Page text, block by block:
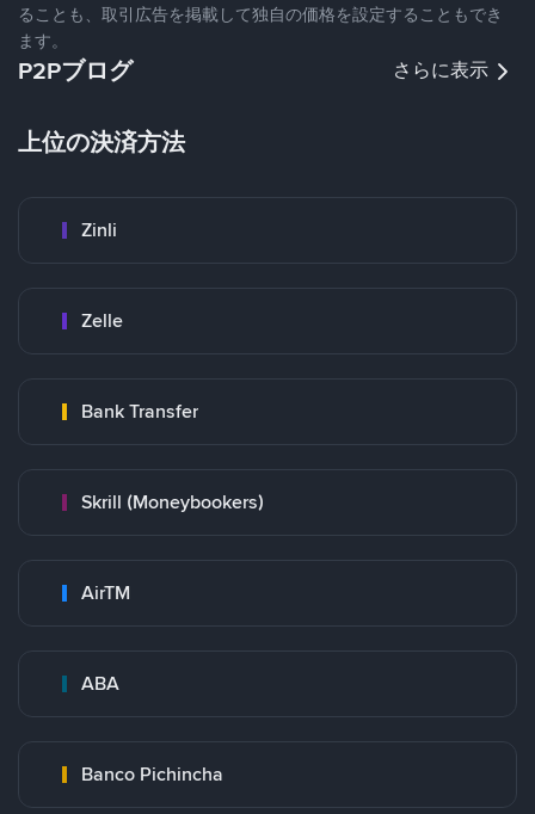
ることも、取引広告を掲載して独自の価格を設定することもでき
ます。
P2Pブログ さらに表示
上位の決済方法
Zinli
Zelle
Bank Transfer
Skrill (Moneybookers)
AirTM
ABA
Banco Pichincha